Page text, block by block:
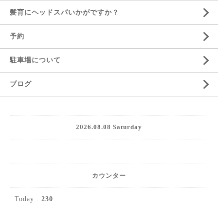
髪育にヘッドスパいかがですか？
予約
駐車場について
ブログ
2026.08.08 Saturday
カウンター
Today : 230